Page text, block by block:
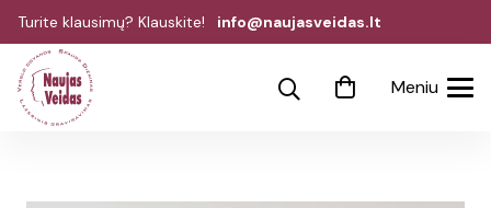
Turite klausimų? Klauskite! info@naujasveidas.lt
Meniu